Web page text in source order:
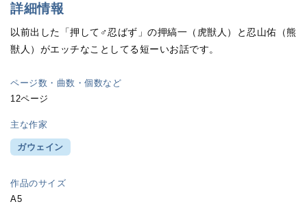
詳細情報
以前出した「押して♂忍ばず」の押縞一（虎獣人）と忍山佑（熊
獣人）がエッチなことしてる短ーいお話です。
ページ数・曲数・個数など
12ページ
主な作家
ガウェイン
作品のサイズ
A5